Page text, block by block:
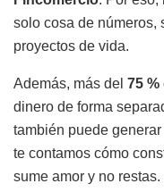
solo cosa de números,
proyectos de vida.
Además, más del 75
dinero de forma
también puede
te contamos cómo
sume amor y no restas.